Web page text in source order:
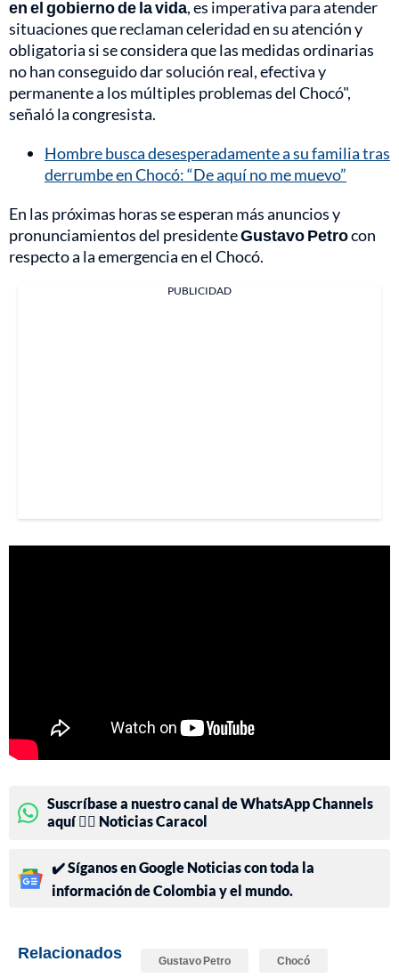
en el gobierno de la vida, es imperativa para atender
situaciones que reclaman celeridad en su atención y
obligatoria si se considera que las medidas ordinarias
no han conseguido dar solución real, efectiva y
permanente a los múltiples problemas del Chocó",
señaló la congresista.
Hombre busca desesperadamente a su familia tras
derrumbe en Chocó: “De aquí no me muevo”
En las próximas horas se esperan más anuncios y
pronunciamientos del presidenteGustavo Petrocon
respecto a la emergencia en el Chocó.
PUBLICIDAD
Suscríbase a nuestro canal de WhatsApp Channels
aquí 👉🏻 Noticias Caracol
✔️ Síganos en Google Noticias con toda la
información de Colombia y el mundo.
Relacionados Gustavo Petro Chocó